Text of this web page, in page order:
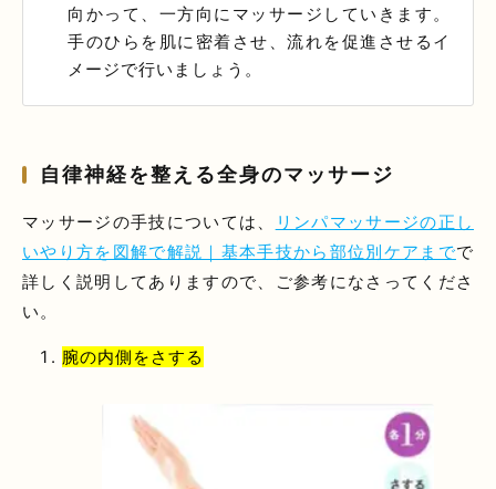
向かって、一方向にマッサージしていきます。
手のひらを肌に密着させ、流れを促進させるイ
メージで行いましょう。
自律神経を整える全身のマッサージ
マッサージの手技については、
リンパマッサージの正し
いやり方を図解で解説｜基本手技から部位別ケアまでで
詳しく説明してありますので、ご参考になさってくださ
い。
腕の内側をさする